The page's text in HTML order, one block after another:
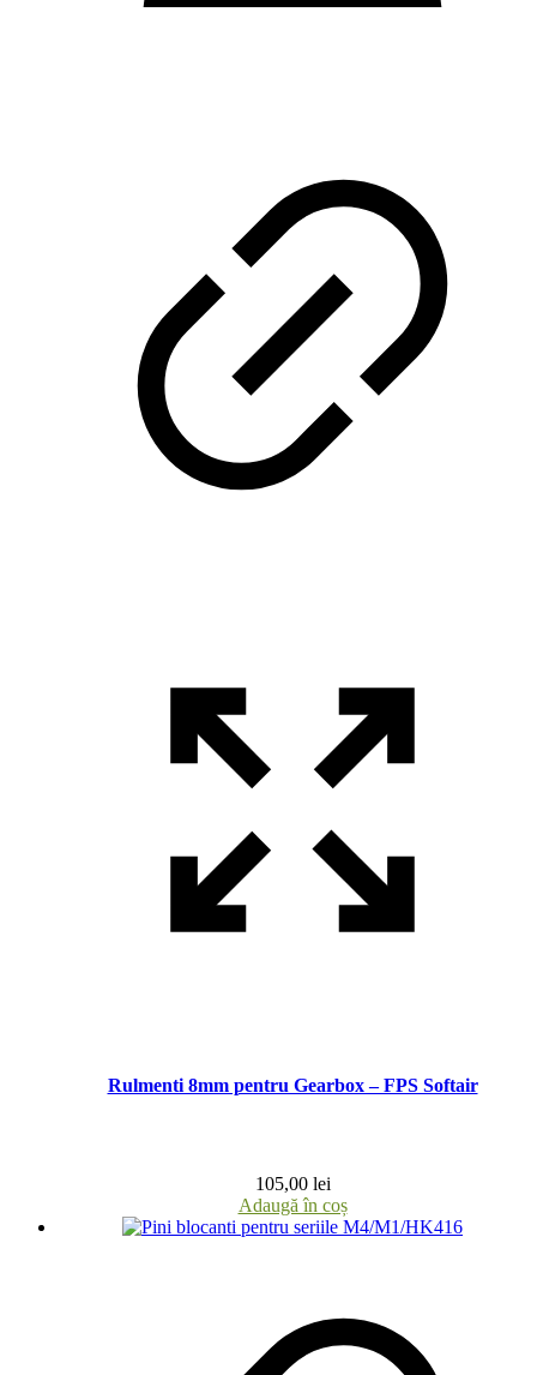
Rulmenti 8mm pentru Gearbox – FPS Softair
105,00 lei
Adaugă în coș